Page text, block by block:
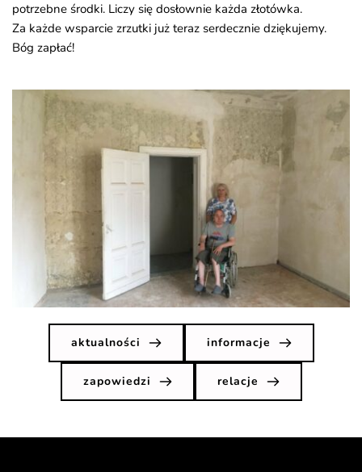
potrzebne środki. Liczy się dosłownie każda złotówka.
Za każde wsparcie zrzutki już teraz serdecznie dziękujemy.
Bóg zapłać!
aktualności informacje
zapowiedzi relacje